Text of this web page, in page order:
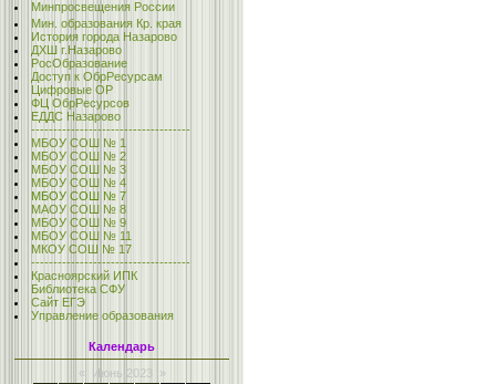
Минпросвещения России
Мин. образования Кр. края
История города Назарово
ДХШ г.Назарово
РосОбразование
Доступ к ОбрРесурсам
Цифровые ОР
ФЦ ОбрРесурсов
ЕДДС Назарово
------------------------------------
МБОУ СОШ № 1
МБОУ СОШ № 2
МБОУ СОШ № 3
МБОУ СОШ № 4
МБОУ СОШ № 7
МАОУ СОШ № 8
МБОУ СОШ № 9
МБОУ СОШ № 11
МКОУ СОШ № 17
------------------------------------
Красноярский ИПК
Библиотека СФУ
Сайт ЕГЭ
Управление образования
Календарь
«
Июнь 2023
»